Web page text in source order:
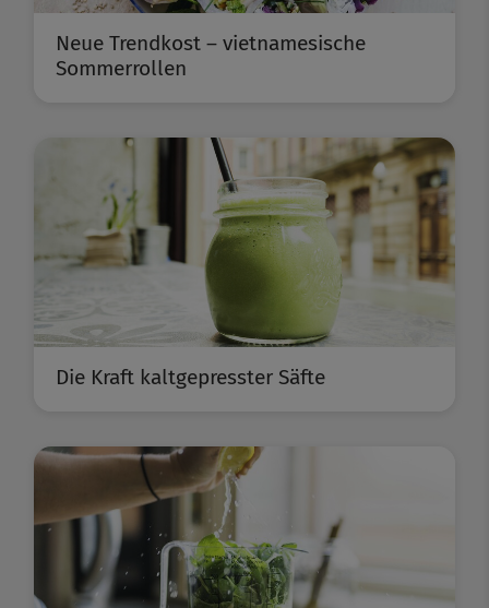
Neue Trendkost – vietnamesische
Sommerrollen
Die Kraft kaltgepresster Säfte